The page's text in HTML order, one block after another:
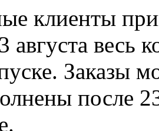
клиенты
весь
Заказы
после